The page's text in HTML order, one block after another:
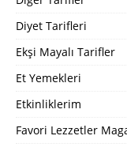
Diyet Tarifleri
Ekşi Mayalı Tarifler
Et Yemekleri
Etkinliklerim
Favori Lezzetler